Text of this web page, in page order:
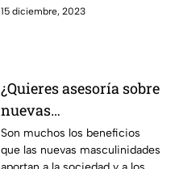
Aquí te decimos a dónde
15 diciembre, 2023
¿Quieres asesoría sobre
nuevas
masculinidades?
¡Acude a estos sitios!
Son muchos los beneficios
que las nuevas masculinidades